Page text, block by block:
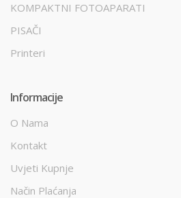
KOMPAKTNI FOTOAPARATI
PISAČI
Printeri
Informacije
O Nama
Kontakt
Uvjeti Kupnje
Način Plaćanja